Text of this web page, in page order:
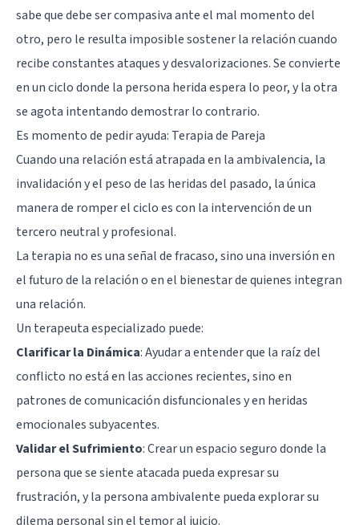
sabe que debe ser compasiva ante el mal momento del
otro, pero le resulta imposible sostener la relación cuando
recibe constantes ataques y desvalorizaciones. Se convierte
en un ciclo donde la persona herida espera lo peor, y la otra
se agota intentando demostrar lo contrario.
Es momento de pedir ayuda: Terapia de Pareja
Cuando una relación está atrapada en la ambivalencia, la
invalidación y el peso de las heridas del pasado, la única
manera de romper el ciclo es con la intervención de un
tercero neutral y profesional.
La terapia no es una señal de fracaso, sino una inversión en
el futuro de la relación o en el bienestar de quienes integran
una relación.
Un terapeuta especializado puede:
Clarificar la Dinámica: Ayudar a entender que la raíz del
conflicto no está en las acciones recientes, sino en
patrones de comunicación disfuncionales y en heridas
emocionales subyacentes.
Validar el Sufrimiento: Crear un espacio seguro donde la
persona que se siente atacada pueda expresar su
frustración, y la persona ambivalente pueda explorar su
dilema personal sin el temor al juicio.